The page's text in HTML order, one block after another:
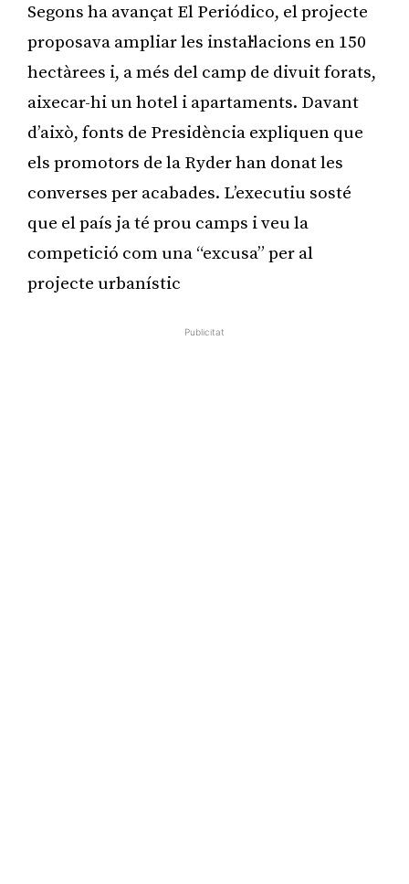
Segons ha avançat El Periódico, el projecte
proposava ampliar les instal·lacions en 150
hectàrees i, a més del camp de divuit forats,
aixecar-hi un hotel i apartaments. Davant
d’això, fonts de Presidència expliquen que
els promotors de la Ryder han donat les
converses per acabades. L’executiu sosté
que el país ja té prou camps i veu la
competició com una “excusa” per al
projecte urbanístic
Publicitat